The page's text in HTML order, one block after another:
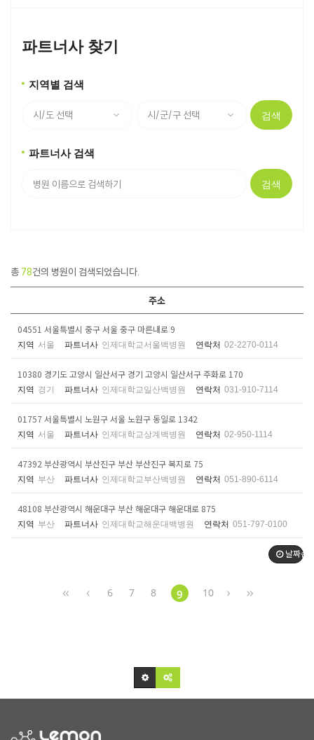
파트너사 찾기
지역별 검색
검색
파트너사 검색
검색
총 78건의 병원이 검색되었습니다.
주소
04551 서울특별시 중구 서울 중구 마른내로 9
지역 서울 파트너사 인제대학교서울백병원 연락처 02-2270-0114
10380 경기도 고양시 일산서구 경기 고양시 일산서구 주화로 170
지역 경기 파트너사 인제대학교일산백병원 연락처 031-910-7114
01757 서울특별시 노원구 서울 노원구 동일로 1342
지역 서울 파트너사 인제대학교상계백병원 연락처 02-950-1114
47392 부산광역시 부산진구 부산 부산진구 복지로 75
지역 부산 파트너사 인제대학교부산백병원 연락처 051-890-6114
48108 부산광역시 해운대구 부산 해운대구 해운대로 875
지역 부산 파트너사 인제대학교해운대백병원 연락처 051-797-0100
날짜순
6 7 8 9 10